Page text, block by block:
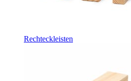
Rechteckleisten